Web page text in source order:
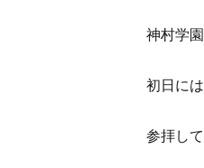
神村学
初日に
参拝し